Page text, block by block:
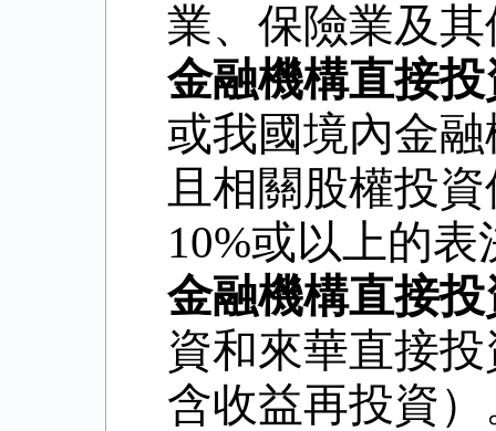
業、保險業及
金融機構直接投
或我國境內金
且相關股權投
10%或以上的表
金融機構直接
資和來華直接
含收益再投資